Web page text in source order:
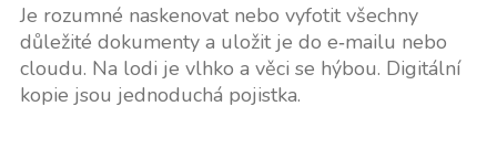
Je rozumné naskenovat nebo vyfotit všechny
důležité dokumenty a uložit je do e‑mailu nebo
cloudu. Na lodi je vlhko a věci se hýbou. Digitální
kopie jsou jednoduchá pojistka.